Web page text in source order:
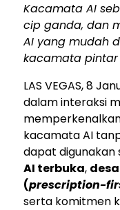
Kacamata AI
cip ganda, dan
AI yang mudah
kacamata pintar
LAS VEGAS, 8
dalam interaksi
kacamata AI
dapat digunakan
AI terbuka,
(prescription-
serta komitmen